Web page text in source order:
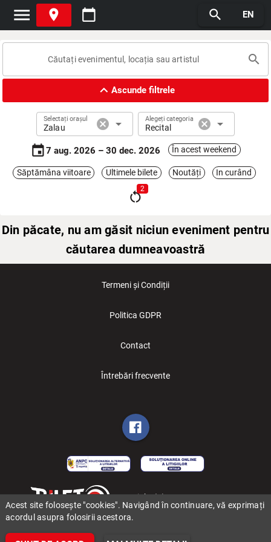
menu place calendar_today search EN
search
expand_lessAscunde filtrele
Selectați orașul
Zalau cancel arrow_drop_down Alegeți categoria
Recital cancel arrow_drop_down
event7 aug. 2026 – 30 dec. 2026 În acest weekend
Săptămâna viitoare Ultimele bilete Noutăți In curând
restart_alt
2
Din păcate, nu am găsit niciun eveniment pentru
căutarea dumneavoastră
Termeni și Condiții
Politica GDPR
Contact
Întrebări frecvente
Copyright (C) 2006-2026 BILET.ro
Acest site folosește "cookies". Navigând în continuare, vă exprimați
acordul asupra folosirii acestora.